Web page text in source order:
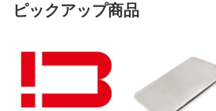
ピックアップ商品